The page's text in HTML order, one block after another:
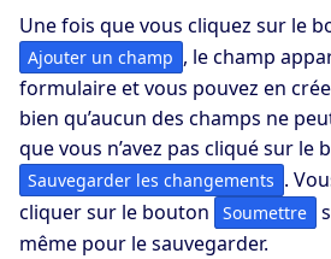
Une fois que vous cliquez sur le
Ajouter un champ , le champ
formulaire et vous pouvez en
bien qu’aucun des champs ne
que vous n’avez pas cliqué sur le
Sauvegarder les changements .
cliquer sur le bouton
Soumettre
même pour le sauvegarder.